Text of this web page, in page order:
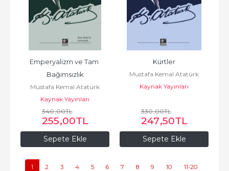
Sepete Ekle
Emperyalizm ve Tam
Bağımsızlık
Mustafa Kemal Atatürk
Kaynak Yayınları
340,00TL
255,00TL
Sepete Ekle
Kürtler
Mustafa Kemal Atatürk
Kaynak Yayınları
330,00TL
247,50TL
1 2 3 4 5 6 7 8 9 10 11-20